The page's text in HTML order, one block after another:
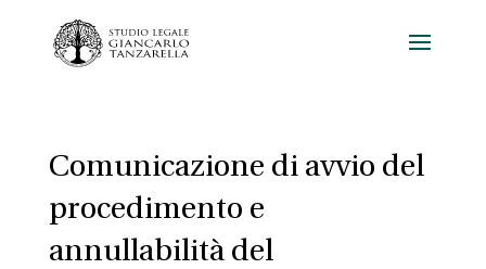
Comunicazione di avvio del
procedimento e
annullabilità del